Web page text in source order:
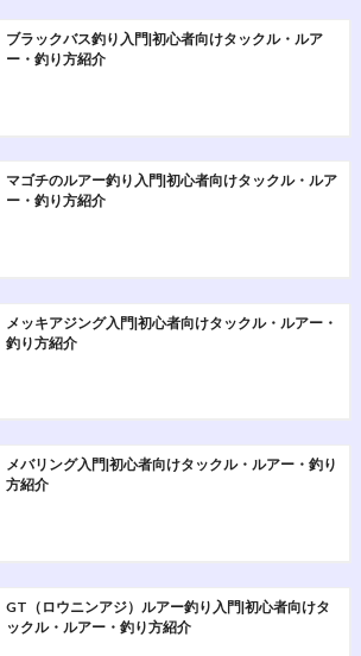
ブラックバス釣り入門|初心者向けタックル・ルア
ー・釣り方紹介
マゴチのルアー釣り入門|初心者向けタックル・ルア
ー・釣り方紹介
メッキアジング入門|初心者向けタックル・ルアー・
釣り方紹介
メバリング入門|初心者向けタックル・ルアー・釣り
方紹介
GT（ロウニンアジ）ルアー釣り入門|初心者向けタ
ックル・ルアー・釣り方紹介